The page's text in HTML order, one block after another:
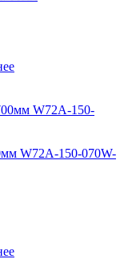
W72A-150-070W-